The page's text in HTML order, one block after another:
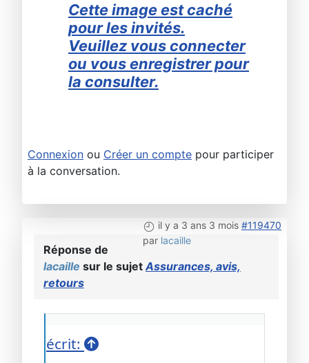
Cette image est caché
pour les invités.
Veuillez vous connecter
ou vous enregistrer pour
la consulter.
Connexion ou Créer un compte pour participer
à la conversation.
il y a 3 ans 3 mois #119470
par lacaille
Réponse de
lacaille sur le sujetAssurances, avis,
retours
écrit: